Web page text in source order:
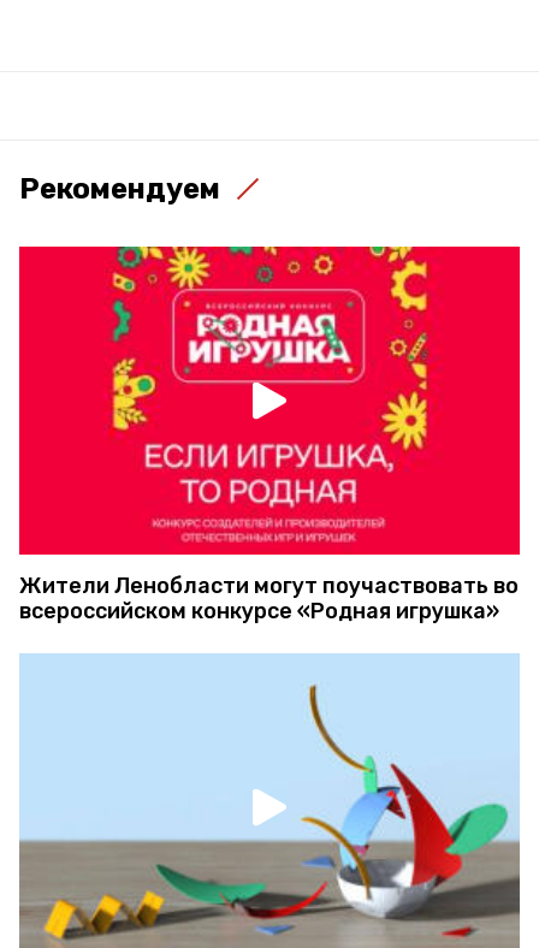
Рекомендуем
Жители Ленобласти могут поучаствовать во
всероссийском конкурсе «Родная игрушка»